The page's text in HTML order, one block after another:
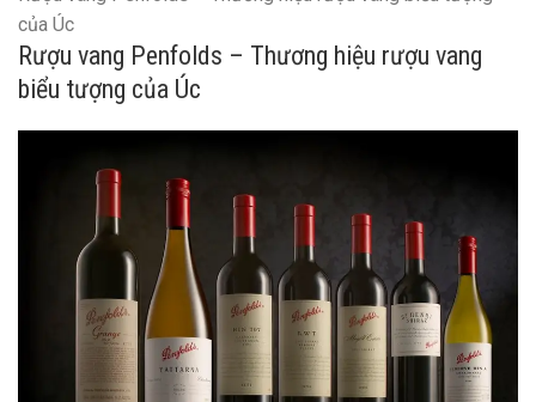
của Úc
Rượu vang Penfolds – Thương hiệu rượu vang
biểu tượng của Úc